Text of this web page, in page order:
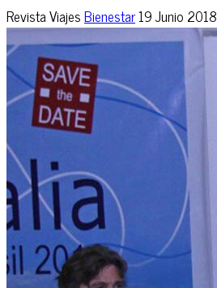
Revista ViajesBienestar19 Junio 2018